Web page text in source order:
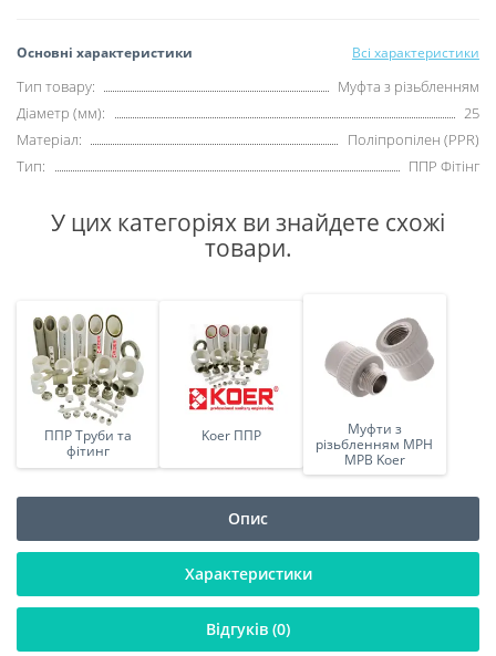
Основні характеристики Всі характеристики
Тип товару:
Муфта з різьбленням
Діаметр (мм):
25
Матеріал:
Поліпропілен (PPR)
Тип:
ППР Фітінг
У цих категоріях ви знайдете схожі
товари.
ППР Труби та
фітинг
Koer ППР
Муфти з
різьбленням МРН
МРВ Koer
Опис
Характеристики
Відгуків (0)